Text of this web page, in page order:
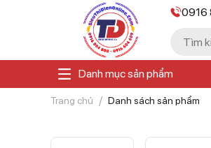
0916
Danh mục sản phẩm
Trang chủ Danh sách sản phẩm